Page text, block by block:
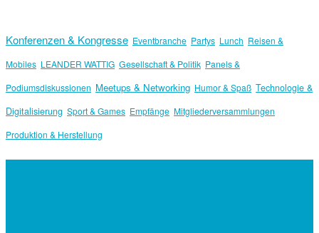
Konferenzen & Kongresse Eventbranche Partys Lunch Reisen &
Mobiles LEANDER WATTIG Gesellschaft & Politik Panels &
Podiumsdiskussionen Meetups & Networking Humor & Spaß Technologie &
Digitalisierung Sport & Games Empfänge Mitgliederversammlungen
Produktion & Herstellung